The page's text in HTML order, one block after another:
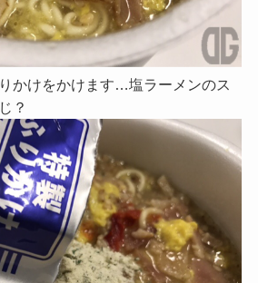
かけをかけます…塩ラーメンのス
？